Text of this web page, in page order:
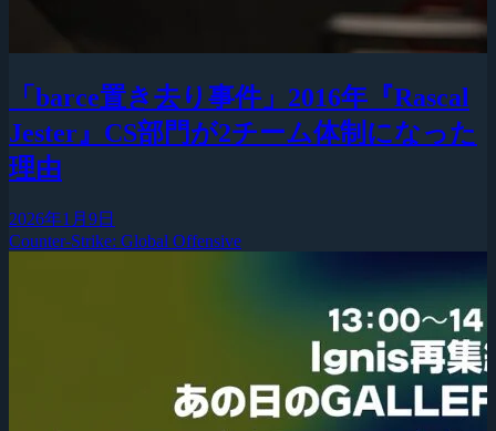
「barce置き去り事件」2016年『Rascal
Jester』CS部門が2チーム体制になった
理由
2026年1月9日
Counter-Strike: Global Offensive